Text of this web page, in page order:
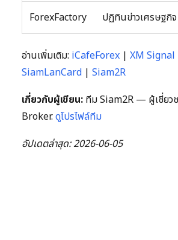
ForexFactory ปฏิทินข่าวเศรษฐกิจ
อ่านเพิ่มเติม: iCafeForex | XM Signal
SiamLanCard | Siam2R
เกี่ยวกับผู้เขียน: ทีม Siam2R — ผู้เชี่ยว
Broker.ดูโปรไฟล์ทีม
อัปเดตล่าสุด: 2026-06-05